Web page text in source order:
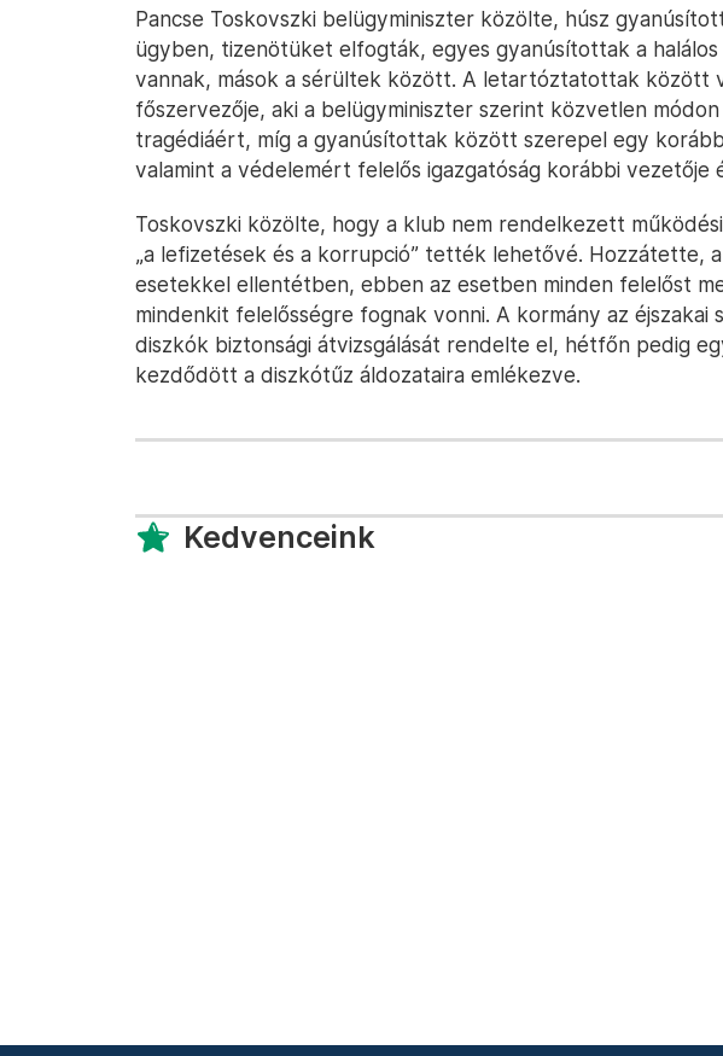
Pancse Toskovszki belügyminiszter közölte, húsz
ügyben, tizenötüket elfogták, egyes gyanúsítottak a
vannak, mások a sérültek között. A letartóztatottak között
főszervezője, aki a belügyminiszter szerint közvetlen
tragédiáért, míg a gyanúsítottak között szerepel egy
valamint a védelemért felelős igazgatóság korábbi vezetője
Toskovszki közölte, hogy a klub nem rendelkezett
„a lefizetések és a korrupció” tették lehetővé. Hozzátette,
esetekkel ellentétben, ebben az esetben minden felelőst
mindenkit felelősségre fognak vonni. A kormány az éjszakai
diszkók biztonsági átvizsgálását rendelte el, hétfőn pedig
kezdődött a diszkótűz áldozataira emlékezve.
Kedvenceink